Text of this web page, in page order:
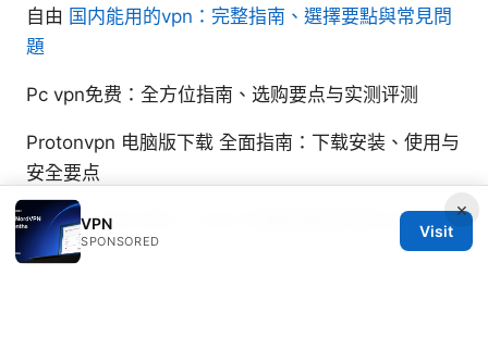
自由 国内能用的vpn：完整指南、選擇要點與常見問
題
Pc vpn免费：全方位指南、选购要点与实测评测
Protonvpn 电脑版下载 全面指南：下载安装、使用与
安全要点
Esim 卡 手机 型号：2025 年最新兼容列表与选购指
南
×
VPN
SPONSORED
Visit